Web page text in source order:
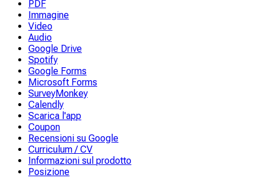
PDF
Immagine
Video
Audio
Google Drive
Spotify
Google Forms
Microsoft Forms
SurveyMonkey
Calendly
Scarica l'app
Coupon
Recensioni su Google
Curriculum / CV
Informazioni sul prodotto
Posizione